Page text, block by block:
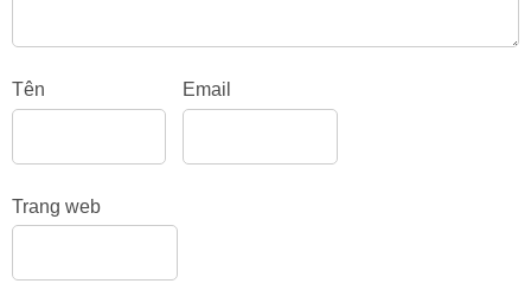
Tên Email
Trang web